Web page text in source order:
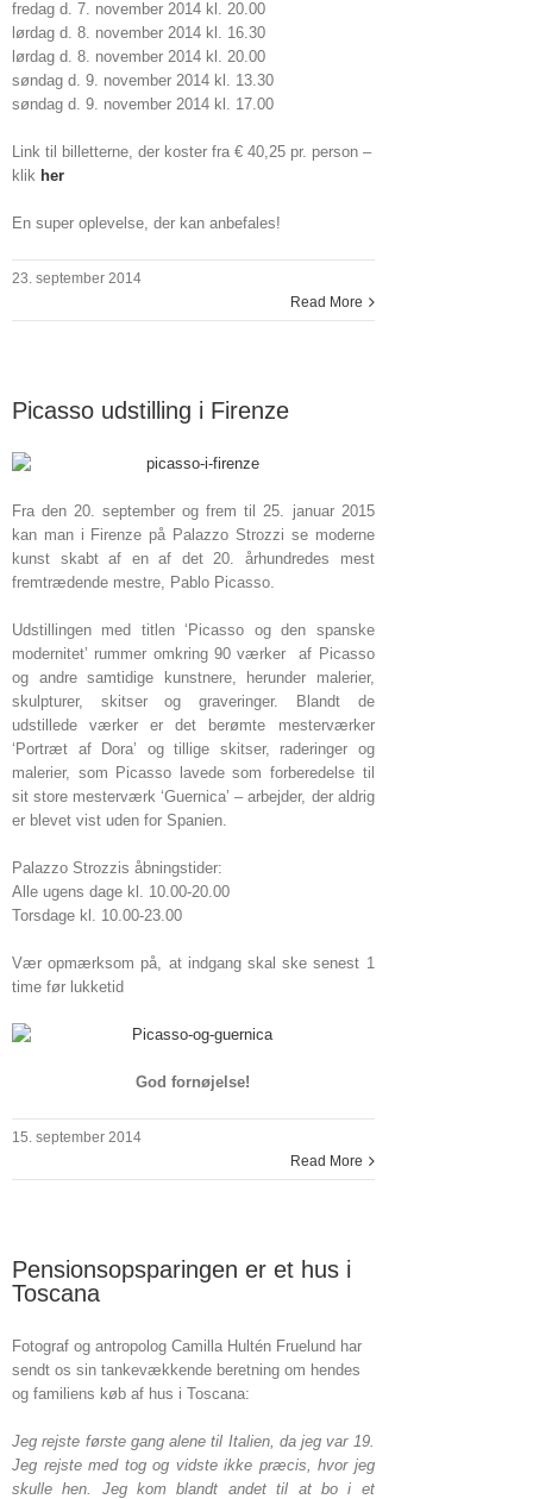
fredag d. 7. november 2014 kl. 20.00
lørdag d. 8. november 2014 kl. 16.30
lørdag d. 8. november 2014 kl. 20.00
søndag d. 9. november 2014 kl. 13.30
søndag d. 9. november 2014 kl. 17.00
Link til billetterne, der koster fra € 40,25 pr. person –
klik her
En super oplevelse, der kan anbefales!
23. september 2014
Read More
Picasso udstilling i Firenze
Fra den 20. september og frem til 25. januar 2015
kan man i Firenze på Palazzo Strozzi se moderne
kunst skabt af en af det 20. århundredes mest
fremtrædende mestre, Pablo Picasso.
Udstillingen med titlen ‘Picasso og den spanske
modernitet’ rummer omkring 90 værker af ​​Picasso
og andre samtidige kunstnere, herunder malerier,
skulpturer, skitser og graveringer. Blandt de
udstillede værker er det berømte mesterværker
‘Portræt af Dora’ og tillige skitser, raderinger og
malerier, som Picasso lavede som forberedelse til
sit store mesterværk ‘Guernica’ – arbejder, der aldrig
er blevet vist uden for Spanien.
Palazzo Strozzis åbningstider:
Alle ugens dage kl. 10.00-20.00
Torsdage kl. 10.00-23.00
Vær opmærksom på, at indgang skal ske senest 1
time før lukketid
God fornøjelse!
15. september 2014
Read More
Pensionsopsparingen er et hus i
Toscana
Fotograf og antropolog Camilla Hultén Fruelund har
sendt os sin tankevækkende beretning om hendes
og familiens køb af hus i Toscana:
Jeg rejste første gang alene til Italien, da jeg var 19.
Jeg rejste med tog og vidste ikke præcis, hvor jeg
skulle hen. Jeg kom blandt andet til at bo i et